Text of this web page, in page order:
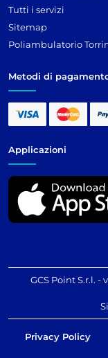
Tutti i servizi
Sitemap
Poliambulatorio
Metodi di
Applicazioni
GCS Point S.r.l. -
Privacy Policy